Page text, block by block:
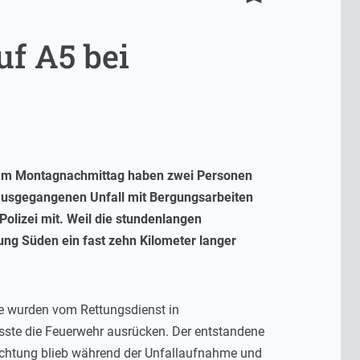
A5 bei
Montagnachmittag haben zwei Personen
Unfall mit Bergungsarbeiten
mit. Weil die stundenlangen
Süden ein fast zehn Kilometer langer
wurden vom Rettungsdienst in
die Feuerwehr ausrücken. Der entstandene
blieb während der Unfallaufnahme und